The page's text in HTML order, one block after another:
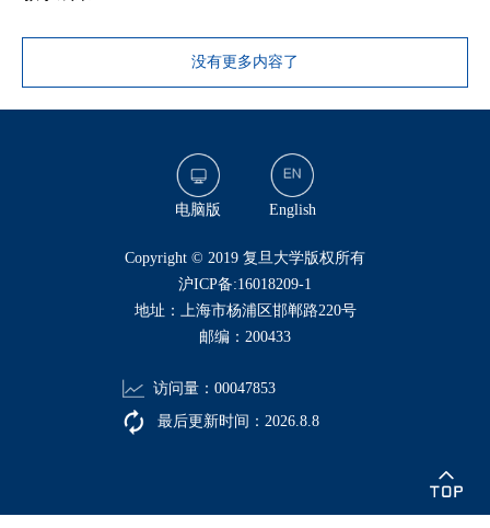
没有更多内容了
电脑版 English
​Copyright © 2019 复旦大学版权所有
沪ICP备:16018209-1
地址：上海市杨浦区邯郸路220号
邮编：200433
访问量： 00047853
最后更新时间： 2026 8 8